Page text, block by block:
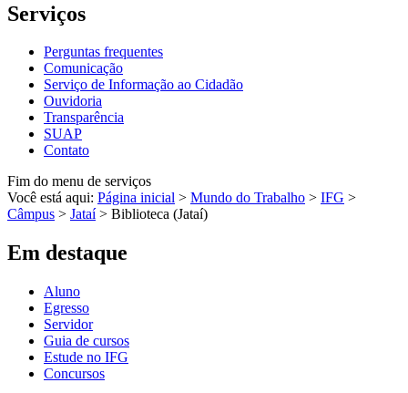
Serviços
Perguntas frequentes
Comunicação
Serviço de Informação ao Cidadão
Ouvidoria
Transparência
SUAP
Contato
Fim do menu de serviços
Você está aqui: Página inicial > Mundo do Trabalho > IFG >
Câmpus > Jataí > Biblioteca (Jataí)
Em destaque
Aluno
Egresso
Servidor
Guia de cursos
Estude no IFG
Concursos